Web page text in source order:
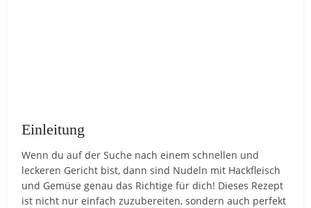
Einleitung
Wenn du auf der Suche nach einem schnellen und
leckeren Gericht bist, dann sind Nudeln mit Hackfleisch
und Gemüse genau das Richtige für dich! Dieses Rezept
ist nicht nur einfach zuzubereiten, sondern auch perfekt